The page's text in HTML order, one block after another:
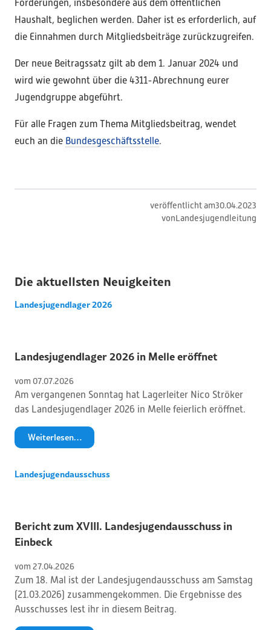
Förderungen, insbesondere aus dem öffentlichen
Haushalt, beglichen werden. Daher ist es erforderlich, auf
die Einnahmen durch Mitgliedsbeiträge zurückzugreifen.
Der neue Beitragssatz gilt ab dem 1. Januar 2024 und
wird wie gewohnt über die 4311-Abrechnung eurer
Jugendgruppe abgeführt.
Für alle Fragen zum Thema Mitgliedsbeitrag, wendet
euch an die Bundesgeschäftsstelle.
veröffentlicht am30.04.2023
vonLandesjugendleitung
Die aktuellsten Neuigkeiten
Landesjugendlager 2026
Landesjugendlager 2026 in Melle eröffnet
vom 07.07.2026
Am vergangenen Sonntag hat Lagerleiter Nico Ströker
das Landesjugendlager 2026 in Melle feierlich eröffnet.
Weiterlesen…
Landesjugendausschuss
Bericht zum XVIII. Landesjugendausschuss in
Einbeck
vom 27.04.2026
Zum 18. Mal ist der Landesjugendausschuss am Samstag
(21.03.2026) zusammengekommen. Die Ergebnisse des
Ausschusses lest ihr in diesem Beitrag.